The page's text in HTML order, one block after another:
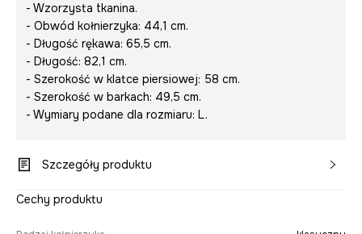
- Wzorzysta tkanina.
- Obwód kołnierzyka: 44,1 cm.
- Długość rękawa: 65,5 cm.
- Długość: 82,1 cm.
- Szerokość w klatce piersiowej: 58 cm.
- Szerokość w barkach: 49,5 cm.
- Wymiary podane dla rozmiaru: L.
Szczegóły produktu
Cechy produktu